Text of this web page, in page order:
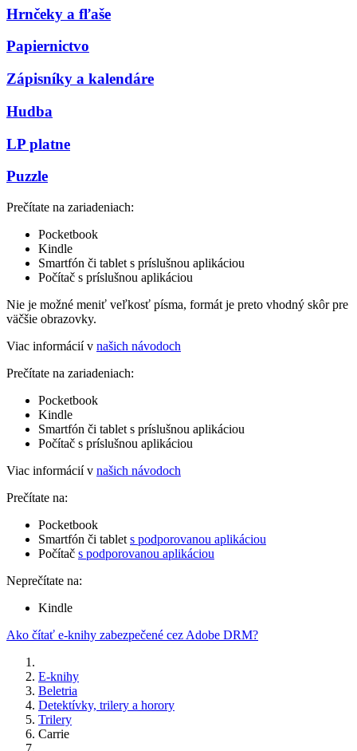
Hrnčeky a fľaše
Papiernictvo
Zápisníky a kalendáre
Hudba
LP platne
Puzzle
Prečítate na zariadeniach:
Pocketbook
Kindle
Smartfón či tablet s príslušnou aplikáciou
Počítač s príslušnou aplikáciou
Nie je možné meniť veľkosť písma, formát je preto vhodný skôr pre
väčšie obrazovky.
Viac informácií v našich návodoch
Prečítate na zariadeniach:
Pocketbook
Kindle
Smartfón či tablet s príslušnou aplikáciou
Počítač s príslušnou aplikáciou
Viac informácií v našich návodoch
Prečítate na:
Pocketbook
Smartfón či tablet s podporovanou aplikáciou
Počítač s podporovanou aplikáciou
Neprečítate na:
Kindle
Ako čítať e-knihy zabezpečené cez Adobe DRM?
E-knihy
Beletria
Detektívky, trilery a horory
Trilery
Carrie